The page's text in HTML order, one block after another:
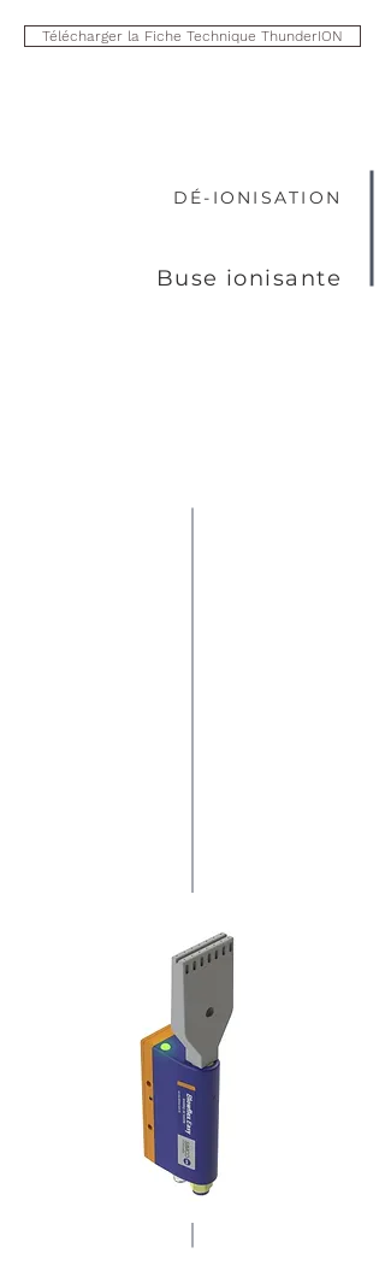
Télécharger la Fiche Technique ThunderION
DÉ-IONISATION
Buse ionisante